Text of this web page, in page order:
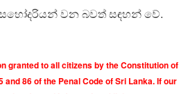
සහෝදරියන් වන බවත් සඳහන් වේ.
granted to all citizens by the Constitution of
86 of the Penal Code of Sri Lanka. If our